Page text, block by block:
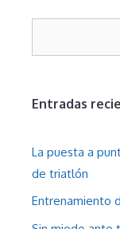
Entradas
La puesta a
de triatlón
Entrenamiento